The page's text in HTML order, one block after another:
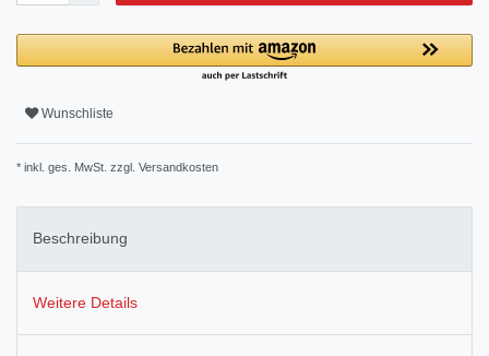
Wunschliste
* inkl. ges. MwSt. zzgl. Versandkosten
Beschreibung
Weitere Details